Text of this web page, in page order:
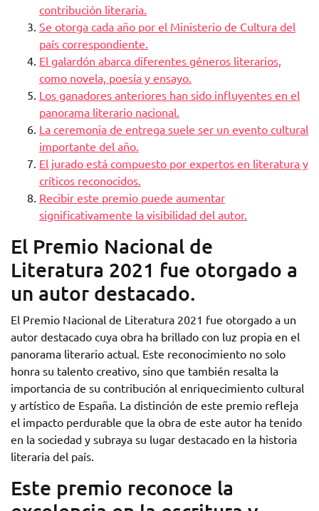
contribución literaria.
Se otorga cada año por el Ministerio de Cultura del
país correspondiente.
El galardón abarca diferentes géneros literarios,
como novela, poesía y ensayo.
Los ganadores anteriores han sido influyentes en el
panorama literario nacional.
La ceremonia de entrega suele ser un evento cultural
importante del año.
El jurado está compuesto por expertos en literatura y
críticos reconocidos.
Recibir este premio puede aumentar
significativamente la visibilidad del autor.
El Premio Nacional de
Literatura 2021 fue otorgado a
un autor destacado.
El Premio Nacional de Literatura 2021 fue otorgado a un
autor destacado cuya obra ha brillado con luz propia en el
panorama literario actual. Este reconocimiento no solo
honra su talento creativo, sino que también resalta la
importancia de su contribución al enriquecimiento cultural
y artístico de España. La distinción de este premio refleja
el impacto perdurable que la obra de este autor ha tenido
en la sociedad y subraya su lugar destacado en la historia
literaria del país.
Este premio reconoce la